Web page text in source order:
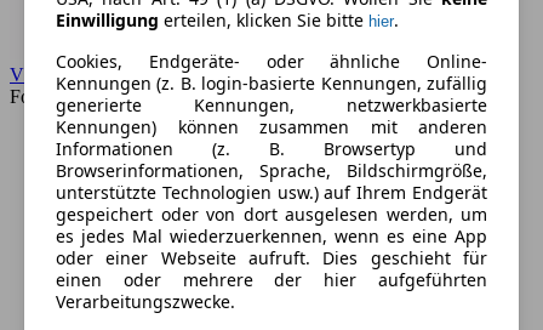
VW
Forum
Einwilligung erteilen, klicken Sie bitte hier.
Cookies, Endgeräte- oder ähnliche Online-
Kennungen (z. B. login-basierte Kennungen, zufällig
generierte Kennungen, netzwerkbasierte
Kennungen) können zusammen mit anderen
Informationen (z. B. Browsertyp und
Browserinformationen, Sprache, Bildschirmgröße,
unterstützte Technologien usw.) auf Ihrem Endgerät
gespeichert oder von dort ausgelesen werden, um
es jedes Mal wiederzuerkennen, wenn es eine App
oder einer Webseite aufruft. Dies geschieht für
einen oder mehrere der hier aufgeführten
Verarbeitungszwecke.